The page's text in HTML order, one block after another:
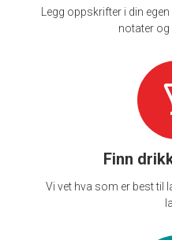
Legg oppskrifter i din
notater og
Finn
Vi vet hva som er best til